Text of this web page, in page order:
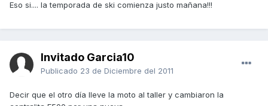
Eso si.... la temporada de ski comienza justo mañana!!!
Invitado Garcia10
Publicado 23 de Diciembre del 2011
Decir que el otro día lleve la moto al taller y cambiaron la